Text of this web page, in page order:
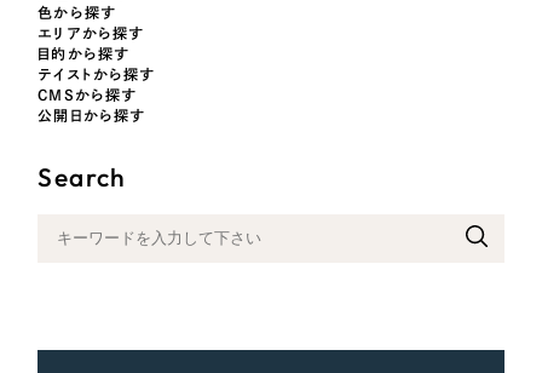
パープル・紫色
ピンク・桃色
色から探す
エリアから探す
目的から探す
テイストから探す
CMSから探す
公開日から探す
Search